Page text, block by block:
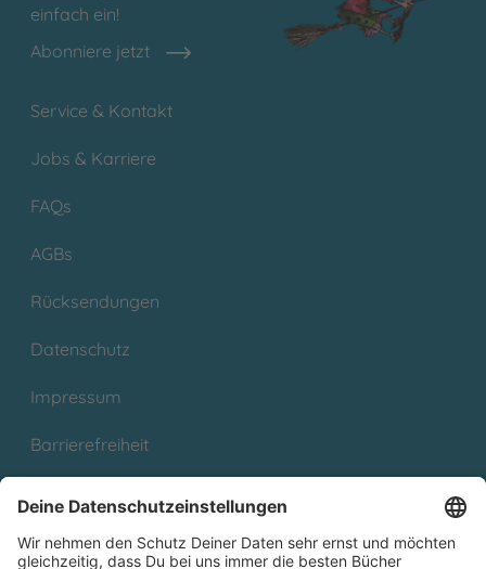
einfach ein!
Abonniere jetzt
Service & Kontakt
Jobs & Karriere
FAQs
AGBs
Rücksendungen
Datenschutz
Impressum
Barrierefreiheit
Partnerprogramm (Affiliate)